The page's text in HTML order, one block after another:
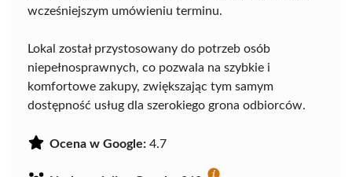
wcześniejszym umówieniu terminu.
Lokal został przystosowany do potrzeb osób
niepełnosprawnych, co pozwala na szybkie i
komfortowe zakupy, zwiększając tym samym
dostępność usług dla szerokiego grona odbiorców.
Ocena w Google: 4.7